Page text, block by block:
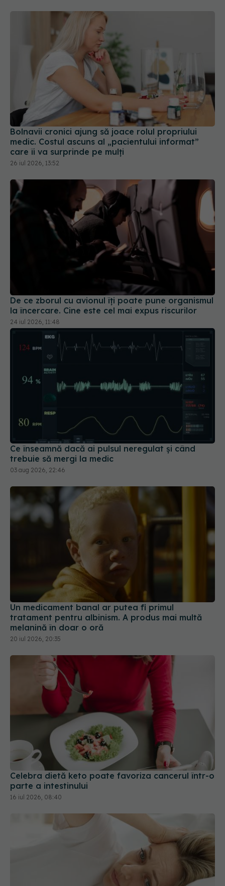
Bolnavii cronici ajung să joace rolul propriului
medic. Costul ascuns al „pacientului informat”
care îi va surprinde pe mulți
26 iul 2026, 13:52
De ce zborul cu avionul îți poate pune organismul
la încercare. Cine este cel mai expus riscurilor
Ce înseamnă dacă ai pulsul neregulat și când
trebuie să mergi la medic
03 aug 2026, 22:46
Un medicament banal ar putea fi primul
tratament pentru albinism. A produs mai multă
melanină în doar o oră
20 iul 2026, 20:35
Celebra dietă keto poate favoriza cancerul într-o
parte a intestinului
16 iul 2026, 08:40